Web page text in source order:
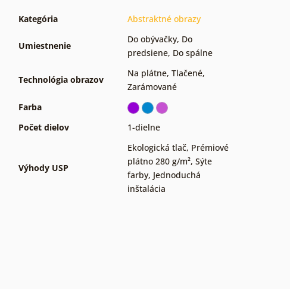
Kategória Abstraktné obrazy
Umiestnenie
Do obývačky, Do
predsiene, Do spálne
Technológia obrazov
Na plátne, Tlačené,
Zarámované
Farba
Počet dielov
1-dielne
Výhody USP
Ekologická tlač, Prémiové
plátno 280 g/m², Sýte
farby, Jednoduchá
inštalácia